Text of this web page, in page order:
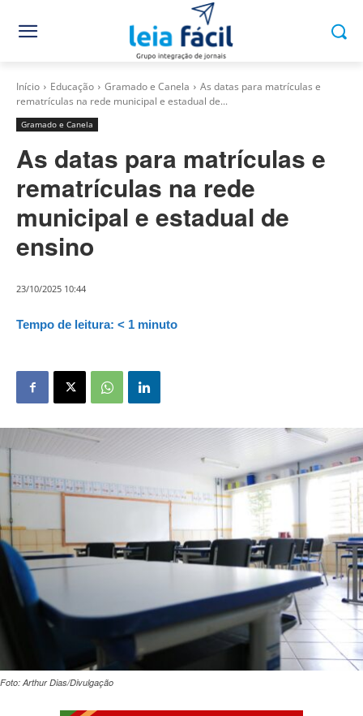
Início Educação Gramado e Canela
As datas para matrículas e
rematrículas na rede municipal e estadual de...
Gramado e Canela
As datas para matrículas e
rematrículas na rede
municipal e estadual de
ensino
23/10/2025 10:44
Tempo de leitura: < 1 minuto
Foto: Arthur Dias/Divulgação